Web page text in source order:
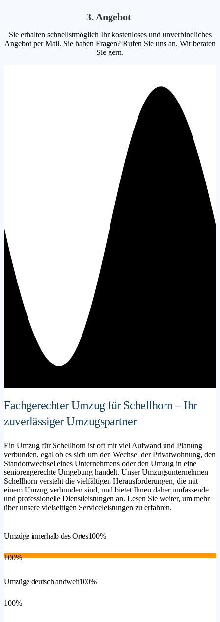
3. Angebot
Sie erhalten schnellstmöglich Ihr kostenloses und unverbindliches
Angebot per Mail. Sie haben Fragen? Rufen Sie uns an. Wir beraten
Sie gern.
Fachgerechter Umzug für Schellhorn – Ihr
zuverlässiger Umzugspartner
Ein Umzug für Schellhorn ist oft mit viel Aufwand und Planung
verbunden, egal ob es sich um den Wechsel der Privatwohnung, den
Standortwechsel eines Unternehmens oder den Umzug in eine
seniorengerechte Umgebung handelt. Unser Umzugsunternehmen
Schellhorn versteht die vielfältigen Herausforderungen, die mit
einem Umzug verbunden sind, und bietet Ihnen daher umfassende
und professionelle Dienstleistungen an. Lesen Sie weiter, um mehr
über unsere vielseitigen Serviceleistungen zu erfahren.
Umzüge innerhalb des Ortes100%
100%
Umzüge deutschlandweit100%
100%